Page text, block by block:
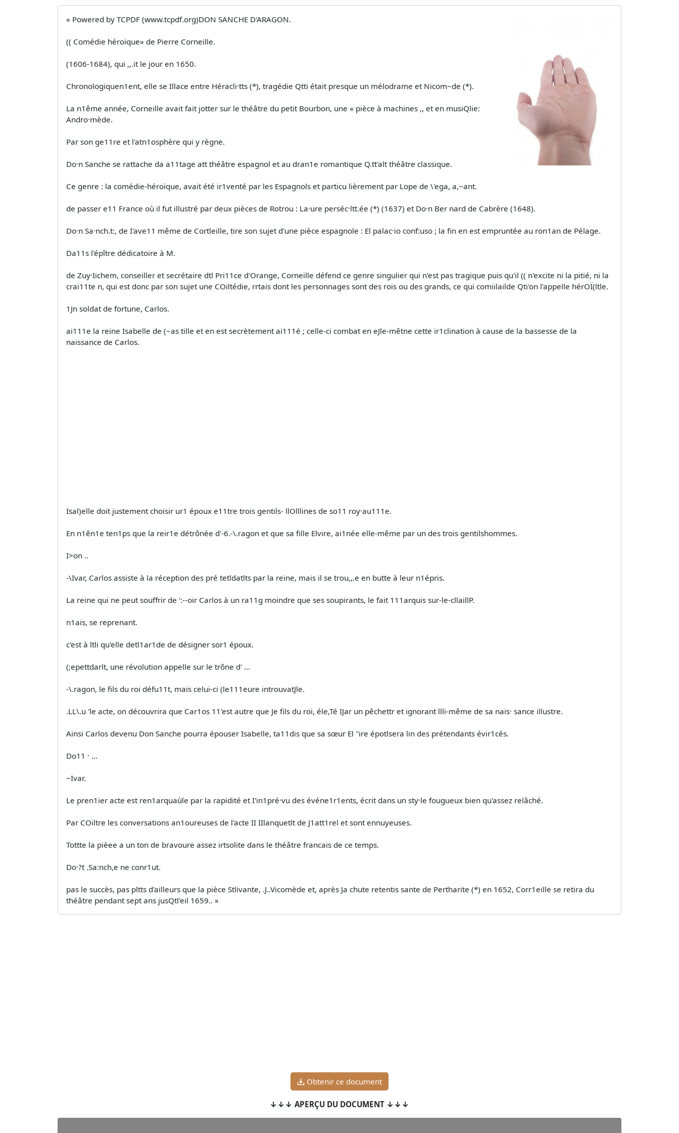
« Powered by TCPDF (www.tcpdf.org)DON SANCHE D'ARAGON.
(( Comédie héroïque» de Pierre Corneille.
(1606-1684), qui ,,.it le jour en 1650.
Chronologiquen1ent, elle se Illace entre Héracli·tts (*), tragédie Qtti était presque un mélodrame et Nicom~de (*).
La n1ême année, Corneille avait fait jotter sur le théâtre du petit Bourbon, une « pièce à machines ,, et en musiQlie:
Andro·mède.
Par son ge11re et l'atn1osphère qui y règne.
Do·n Sanche se rattache da a11tage att théâtre espagnol et au dran1e romantique Q.tt'alt théâtre classique.
Ce genre : la comédie-héroïque, avait été ir1venté par les Espagnols et particu­ lièrement par Lope de \'ega, a,~ant.
de passer e11 France où il fut illustré par deux pièces de Rotrou : La·ure perséc·ltt.ée (*) (1637) et Do·n Ber­ nard de Cabrère (1648).
Do·n Sa·nch.t:, de I'ave11 même de Cortleille, tire son sujet d'une pièce espagnole : El palac·io conf:uso ; la fin en est empruntée au ron1an de Pélage.
Da11s l'épître dédicatoire à M.
de Zuy·Iichem, conseiller et secrétaire dtl Pri11ce d'Orange, Corneille défend ce genre singulier qui n'est pas tragique puis­ qu'il (( n'excite ni la pitié, ni la
crai11te n, qui est donc par son sujet une COiltédie, rrtais dont les personnages sont des rois ou des grands, ce qui comiilailde Qti'on l'appelle hérOÏ(ltle.
1Jn soldat de fortune, Carlos.
ai111e la reine Isabelle de (~as­ tille et en est secrètement ai111é ; celle-ci combat en eJle-mêtne cette ir1clination à cause de la bassesse de la
naissance de Carlos.
Isal)elle doit justement choisir ur1 époux e11tre trois gentils- llOlllines de so11 roy·au111e.
En n1ên1e ten1ps que la reir1e détrônée d'-6.-\.ragon et que sa fille Elvire, ai1née elle-même par un des trois gentilshommes.
I>on ..
-\Ivar, Carlos assiste à la réception des pré­ tetldatlts par la reine, mais il se trou,,.e en butte à leur n1épris.
La reine qui ne peut souffrir de ':--oir Carlos à un ra11g moindre que ses soupirants, le fait 111arquis sur-le-cllaillP.
n1ais, se reprenant.
c'est à ltli qu'elle detl1ar1de de désigner sor1 époux.
(;epettdarlt, une révolution appelle sur le trône d' ...
-\.ragon, le fils du roi défu11t, mais celui-ci (le111eure introuvatJle.
.LL\.u 'le acte, on découvrira que Car1os 11'est autre que Je fils du roi, éle,Té IJar un pêchettr et ignorant llli-même de sa nais· sance illustre.
Ainsi Carlos devenu Don Sanche pourra épouser Isabelle, ta11dis que sa sœur El ''ire épotlsera lin des prétendants évir1cés.
Do11 · ...
~Ivar.
Le pren1ier acte est ren1arquaùle par la rapidité et I'in1pré·vu des événe1r1ents, écrit dans un sty·le fougueux bien qu'assez relâché.
Par COiltre les conversations an1oureuses de l'acte II IIlanquetlt de J1att1rel et sont ennuyeuses.
Tottte la pièee a un ton de bravoure assez irtsolite dans le théâtre francais de ce temps.
Do·?t .Sa:nch,e ne conr1ut.
pas le succès, pas pltts d'ailleurs que la pièce Stlivante, .J..Vicomède et, après Ja chute retentis­ sante de Pertharite (*) en 1652, Corr1eille se retira du
théâtre pendant sept ans jusQtl'eil 1659.. »
Obtenir ce document
↓↓↓ APERÇU DU DOCUMENT ↓↓↓